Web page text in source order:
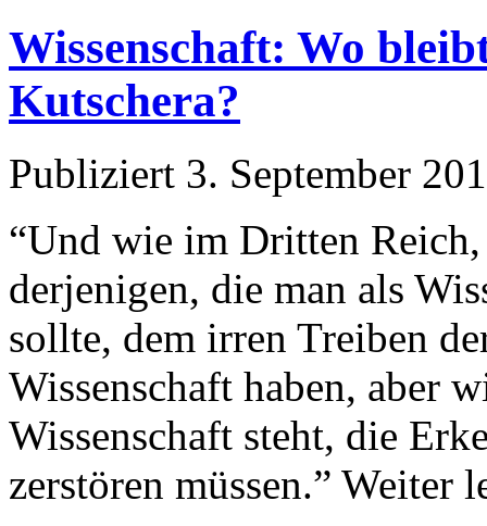
Wissenschaft: Wo
Kutschera?
Publiziert 3. September
“Und wie im Dritten Reich,
derjenigen, die man als
sollte, dem irren Treiben
Wissenschaft haben, aber
Wissenschaft steht, die
zerstören müssen.” Weiter